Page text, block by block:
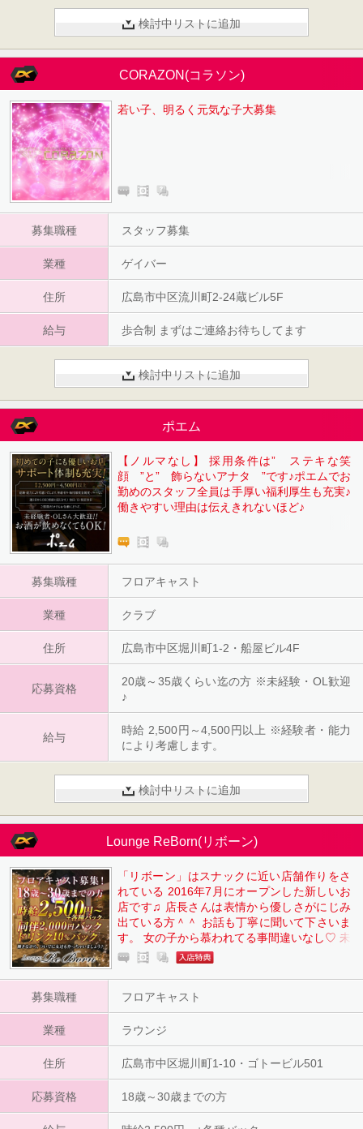
検討中リストに追加
CORAZON(コラソン)
若い子、明るく元気な子大募集
募集職種 スタッフ募集
業種 ゲイバー
住所 広島市中区流川町2-24蔵ビル5F
給与 歩合制 まずはご連絡お待ちしてます
検討中リストに追加
ポエム
【ノルマなし】 採用条件は” ステキな笑
顔 ”と” 飾らないアナタ ”です♪ポエムでお
勤めのスタッフ全員は手厚い福利厚生も充実♪
働きやすい理由は伝えきれないほど♪
募集職種 フロアキャスト
業種 クラブ
住所 広島市中区堀川町1-2・船屋ビル4F
応募資格
20歳～35歳くらい迄の方 ※未経験・OL歓迎
♪
給与
時給 2,500円～4,500円以上 ※経験者・能力
により考慮します。
検討中リストに追加
Lounge ReBorn(リボーン)
「リボーン」はスナックに近い店舗作りをさ
れている 2016年7月にオープンした新しいお
店です♫ 店長さんは表情から優しさがにじみ
出ている方＾＾ お話も丁寧に聞いて下さいま
す。 女の子から慕われてる事間違いなし♡ 未
経験でも安心して働いていただける環境があ
インからのご応募は24時間受付中☆ ※「せい
ぢ」で出てきます
募集職種 フロアキャスト
業種 ラウンジ
住所 広島市中区堀川町1-10・ゴトービル501
応募資格 18歳～30歳までの方